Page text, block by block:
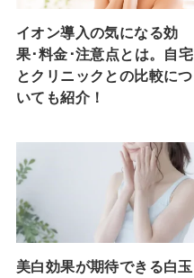
イオン導入の気になる効
果･料金･注意点とは。自宅
とクリニックとの比較につ
いても紹介！
美白効果が期待できる白玉